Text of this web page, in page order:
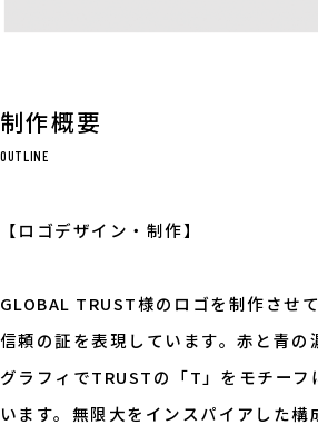
制作概要
OUTLINE
【ロゴデザイン・制作】
GLOBAL TRUST様のロゴを制作させ
信頼の証を表現しています。赤と青の
グラフィでTRUSTの「T」をモチーフ
います。無限大をインスパイアした構